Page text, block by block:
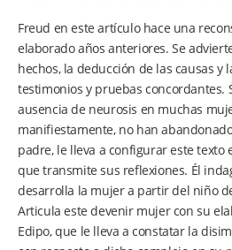
Freud en este artículo hace una
elaborado años anteriores. Se
hechos, la deducción de las causas y
testimonios y pruebas concordantes.
ausencia de neurosis en muchas
manifiestamente, no han
padre, le lleva a configurar este texto
que transmite sus reflexiones. Él
desarrolla la mujer a partir del niño
Articula este devenir mujer con su
Edipo, que le lleva a constatar la